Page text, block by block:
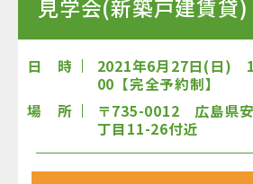
見学会(新築戸建賃貸)
日 時
2021年6月27日(日)
00【完全予約制】
場 所
〒735-0012 広島県
丁目11-26付近